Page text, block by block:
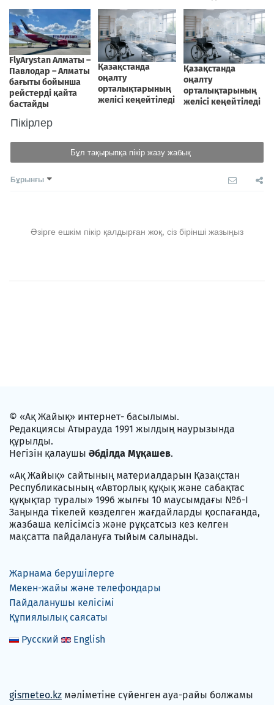
Пікірлер
Бұл тақырыпқа пікір жазу жабық
Бұрынғы
Әзірге ешкім пікір қалдырған жоқ, сіз бірінші жазыңыз
© «Ақ Жайық» интернет- басылымы.
Редакциясы Атырауда 1991 жылдың наурызында
құрылды.
Негізін қалаушы Әбділда Мұқашев.
«Ақ Жайық» сайтының материалдарын Қазақстан
Республикасының «Авторлық құқық және сабақтас
құқықтар туралы» 1996 жылғы 10 маусымдағы №6-I
Заңында тікелей көзделген жағдайларды қоспағанда,
жазбаша келісімсіз және рұқсатсыз кез келген
мақсатта пайдалануға тыйым салынады.
Жарнама берушілерге
Мекен-жайы және телефондары
Пайдаланушы келісімі
Құпиялылық саясаты
Русский
English
gismeteo.kz мәліметіне сүйенген ауа-райы болжамы